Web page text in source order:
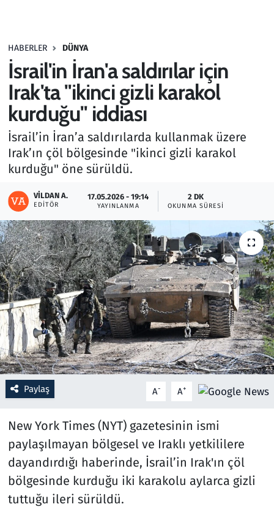
HABERLER DÜNYA
İsrail'in İran'a saldırılar için
Irak'ta "ikinci gizli karakol
kurduğu" iddiası
İsrail’in İran’a saldırılarda kullanmak üzere
Irak’ın çöl bölgesinde "ikinci gizli karakol
kurduğu" öne sürüldü.
VILDAN A.
EDITÖR
17.05.2026 - 19:14
YAYINLANMA
2 DK
OKUNMA SÜRESI
Paylaş A- A+
New York Times (NYT) gazetesinin ismi
paylaşılmayan bölgesel ve Iraklı yetkililere
dayandırdığı haberinde, İsrail’in Irak'ın çöl
bölgesinde kurduğu iki karakolu aylarca gizli
tuttuğu ileri sürüldü.
Haber
Kültür Sanat
Kurumsal Haberler
Lezzet Durağı
Memur ve Kamu
Otomobil
Oyun
Ramazan
Resmi İlanlar
Rüya Tabirleri
Sağlık
Savunma Sanayi
Seçim 2023
Spor
Teknoloji ve Bilim